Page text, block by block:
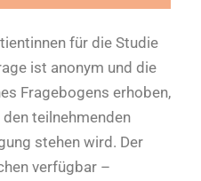
für die Studie
ist anonym und die
Fragebogens erhoben,
teilnehmenden
stehen wird. Der
verfügbar –